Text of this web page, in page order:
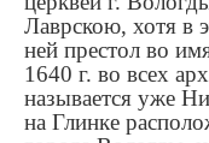
Лаврскою, хотя в
ней престол во
1640 г. во всех
называется уже
на Глинке